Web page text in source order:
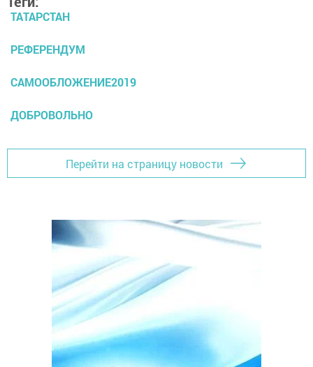
ТАТАРСТАН
РЕФЕРЕНДУМ
САМООБЛОЖЕНИЕ2019
ДОБРОВОЛЬНО
Перейти на страницу новости